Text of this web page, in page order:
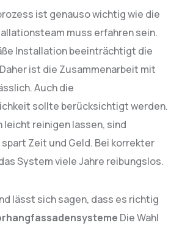
ist genauso wichtig wie die
muss erfahren sein.
Installation beeinträchtigt die
ist die Zusammenarbeit mit
Auch die
sollte berücksichtigt werden.
leicht reinigen lassen, sind
Zeit und Geld. Bei korrekter
System viele Jahre reibungslos.
lässt sich sagen, dass es richtig
Die Wahl